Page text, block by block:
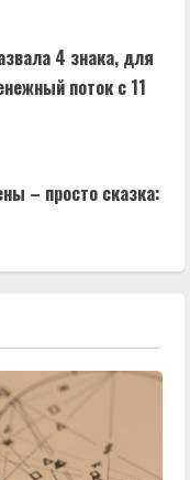
4 знака, для
поток с 11
– просто сказка: